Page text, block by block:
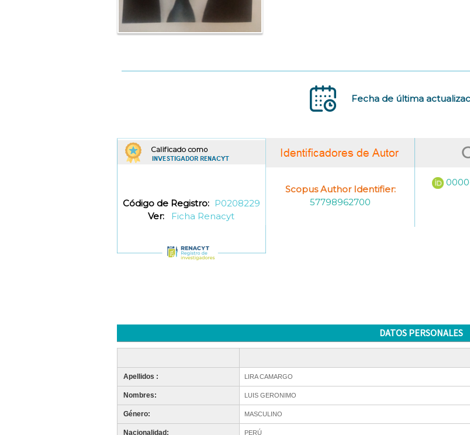
Fecha de última
Código de Registro: P0208229
Ver:
Ficha Renacyt
Scopus Author Identifier:
57798962700
DATOS PERSONALES
Apellidos : LIRA CAMARGO
Nombres: LUIS GERONIMO
Género: MASCULINO
Nacionalidad: PERÚ